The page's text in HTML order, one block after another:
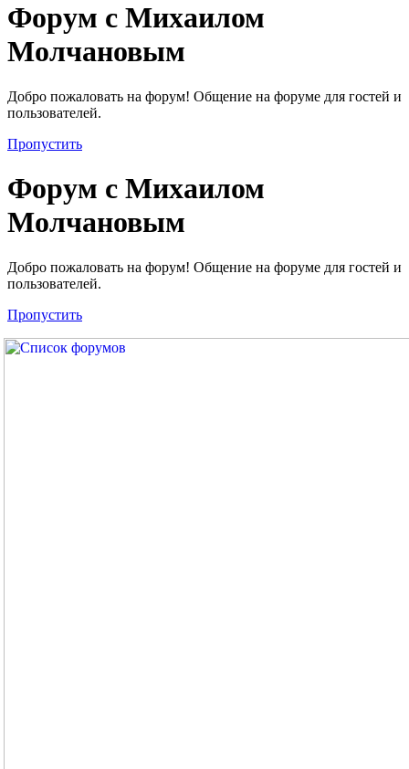
Форум с Михаилом
Молчановым
Добро пожаловать на форум! Общение на форуме для гостей и
пользователей.
Пропустить
Форум с Михаилом
Молчановым
Добро пожаловать на форум! Общение на форуме для гостей и
пользователей.
Пропустить